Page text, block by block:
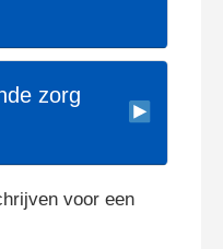
zorg
voor een